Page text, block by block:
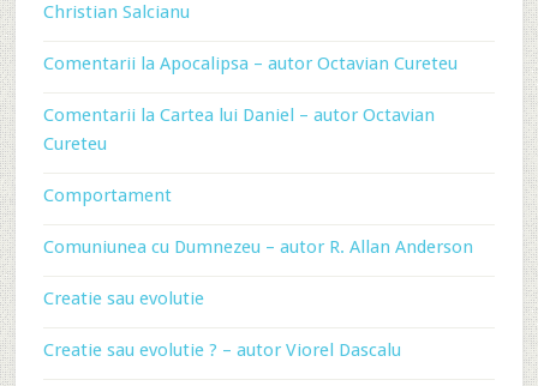
Christian Salcianu
Comentarii la Apocalipsa – autor Octavian Cureteu
Comentarii la Cartea lui Daniel – autor Octavian
Cureteu
Comportament
Comuniunea cu Dumnezeu – autor R. Allan Anderson
Creatie sau evolutie
Creatie sau evolutie ? – autor Viorel Dascalu